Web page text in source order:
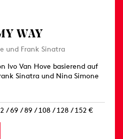
WAY
und Frank Sinatra
Ivo Van Hove basierend auf
Sinatra und Nina Simone
/ 69 / 89 / 108 / 128 / 152 €